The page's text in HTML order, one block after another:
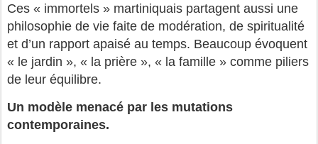
Ces « immortels » martiniquais partagent aussi une
philosophie de vie faite de modération, de spiritualité
et d’un rapport apaisé au temps. Beaucoup évoquent
« le jardin », « la prière », « la famille » comme piliers
de leur équilibre.
Un modèle menacé par les mutations
contemporaines.